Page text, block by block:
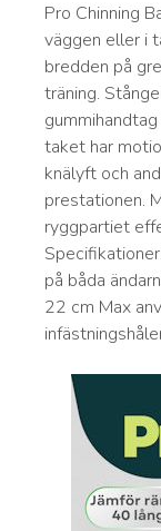
Pro Chinning
väggen eller i
bredden på
träning.
taket har
knälyft och
prestationen.
ryggpartiet
på båda
22 cm Max